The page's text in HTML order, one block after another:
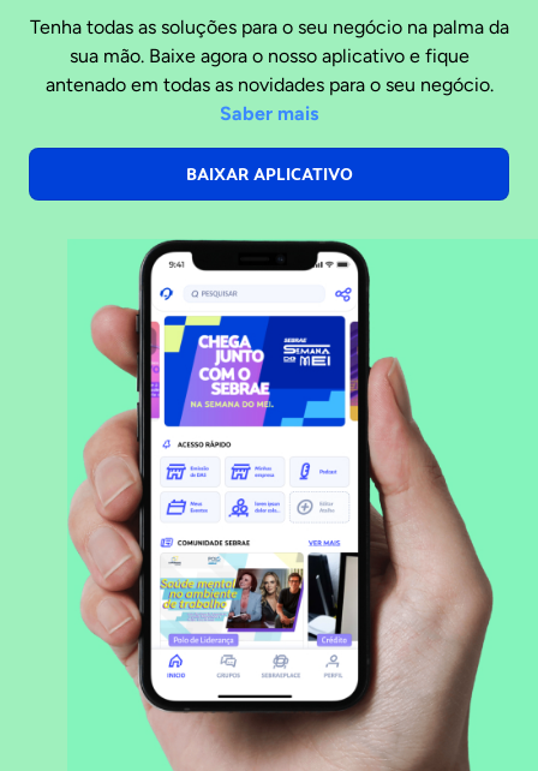
Tenha todas as soluções para o seu negócio na palma da
sua mão. Baixe agora o nosso aplicativo e fique
antenado em todas as novidades para o seu negócio.
Saber mais
BAIXAR APLICATIVO